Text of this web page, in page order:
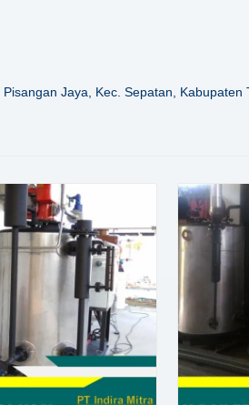
Jaya, Kec. Sepatan, Kabupaten
Details